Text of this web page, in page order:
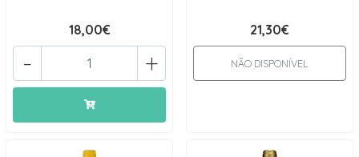
18,00€
+
-
21,30€
NÃO DISPONÍVEL